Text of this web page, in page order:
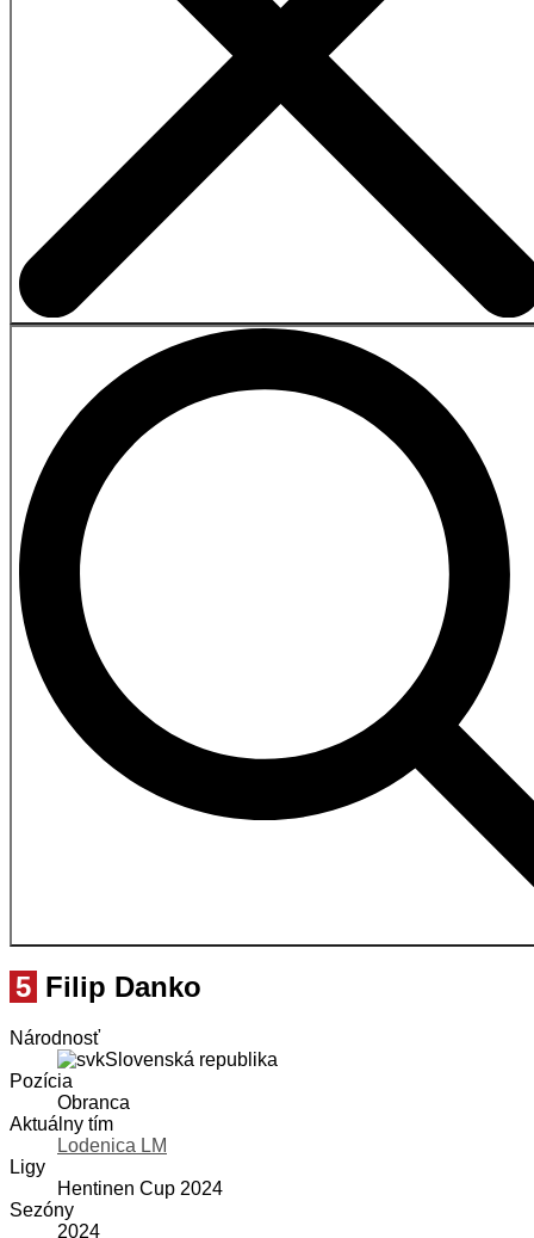
5 Filip Danko
Národnosť
Slovenská republika
Pozícia
Obranca
Aktuálny tím
Lodenica LM
Ligy
Hentinen Cup 2024
Sezóny
2024